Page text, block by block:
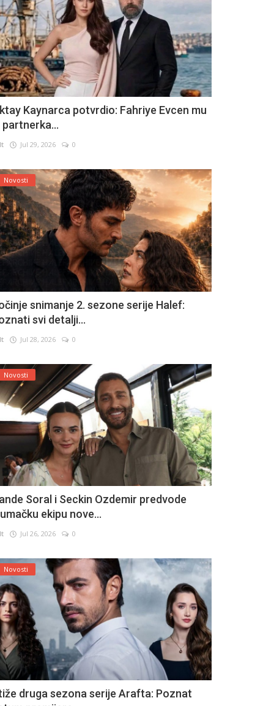
Kaynarca potvrdio: Fahriye Evcen mu
partnerka...
Jul 29, 2026 0
Novosti
snimanje 2. sezone serije Halef:
svi detalji...
Jul 28, 2026 0
Novosti
Soral i Seckin Ozdemir predvode
ekipu nove...
Jul 26, 2026 0
Novosti
druga sezona serije Arafta: Poznat